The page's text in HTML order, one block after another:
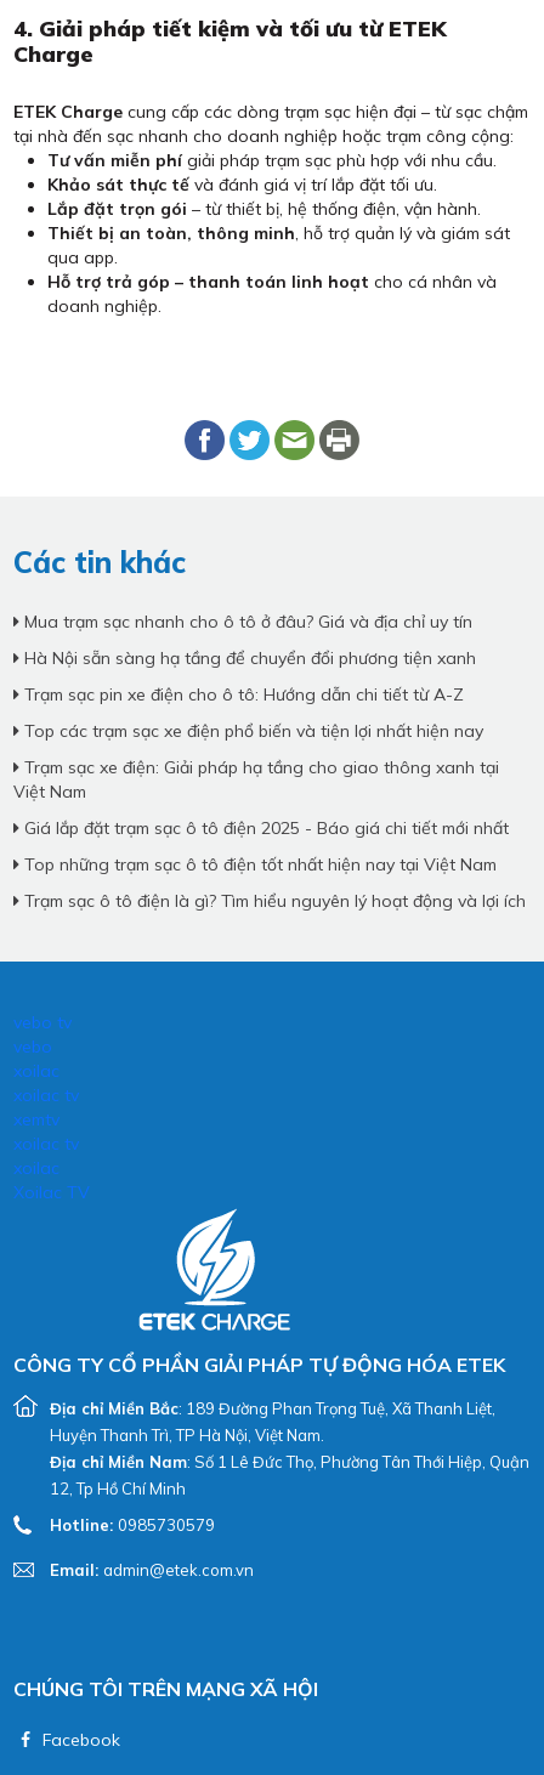
4. Giải pháp tiết kiệm và tối ưu từ ETEK
Charge
ETEK Chargecung cấp các dòng trạm sạc hiện đại – từ sạc chậm
tại nhà đến sạc nhanh cho doanh nghiệp hoặc trạm công cộng:
Tư vấn miễn phígiải pháp trạm sạc phù hợp với nhu cầu.
Khảo sát thực tếvà đánh giá vị trí lắp đặt tối ưu.
Lắp đặt trọn gói – từ thiết bị, hệ thống điện, vận hành.
Thiết bị an toàn, thông minh, hỗ trợ quản lý và giám sát
qua app.
Hỗ trợ trả góp – thanh toán linh hoạt cho cá nhân và
doanh nghiệp.
Các tin khác
Mua trạm sạc nhanh cho ô tô ở đâu? Giá và địa chỉ uy tín
Hà Nội sẵn sàng hạ tầng để chuyển đổi phương tiện xanh
Trạm sạc pin xe điện cho ô tô: Hướng dẫn chi tiết từ A-Z
Top các trạm sạc xe điện phổ biến và tiện lợi nhất hiện nay
Trạm sạc xe điện: Giải pháp hạ tầng cho giao thông xanh tại
Việt Nam
Giá lắp đặt trạm sạc ô tô điện 2025 - Báo giá chi tiết mới nhất
Top những trạm sạc ô tô điện tốt nhất hiện nay tại Việt Nam
Trạm sạc ô tô điện là gì? Tìm hiểu nguyên lý hoạt động và lợi ích
vebo tv
vebo
xoilac
xoilac tv
xemtv
xoilac tv
xoilac
Xoilac TV
CÔNG TY CỔ PHẦN GIẢI PHÁP TỰ ĐỘNG HÓA ETEK
Địa chỉ Miền Bắc: 189 Đường Phan Trọng Tuệ, Xã Thanh Liệt,
Huyện Thanh Trì, TP Hà Nội, Việt Nam.
Địa chỉ Miền Nam: Số 1 Lê Đức Thọ, Phường Tân Thới Hiệp, Quận
12, Tp Hồ Chí Minh
Hotline: 0985730579
Email: admin@etek.com.vn
CHÚNG TÔI TRÊN MẠNG XÃ HỘI
Facebook